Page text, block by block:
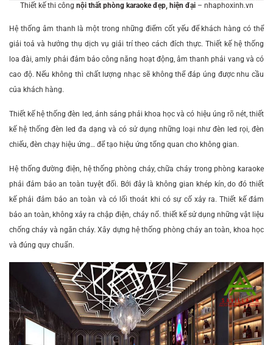
Thiết kế thi công nội thất phòng karaoke đẹp, hiện đại – nhaphoxinh.vn
Hệ thống âm thanh là một trong những điểm cốt yếu để khách hàng có thể
giải toả và hưởng thụ dịch vụ giải trí theo cách đích thực. Thiết kế hệ thống
loa đài, amly phải đảm bảo công năng hoạt động, âm thanh phải vang và có
cao độ. Nếu không thì chất lượng nhạc sẽ không thể đáp úng được nhu cầu
của khách hàng.
Thiết kế hệ thống đèn led, ánh sáng phải khoa học và có hiệu úng rõ nét, thiết
kế hệ thống đèn led đa dạng và có sử dụng những loại như đèn led rọi, đèn
chiếu, đèn chạy hiệu ứng… để tạo hiệu ứng tổng quan cho không gian.
Hệ thống đường điện, hệ thống phòng cháy, chữa cháy trong phòng karaoke
phải đảm bảo an toàn tuyệt đối. Bới đây là không gian khép kín, do đó thiết
kế phải đảm bảo an toàn và có lối thoát khi có sự cố xảy ra. Thiết kế đảm
bảo an toàn, không xảy ra chập điện, cháy nổ. thiết kế sử dụng những vật liệu
chống cháy và ngăn cháy. Xây dựng hệ thống phòng cháy an toàn, khoa học
và đúng quy chuẩn.